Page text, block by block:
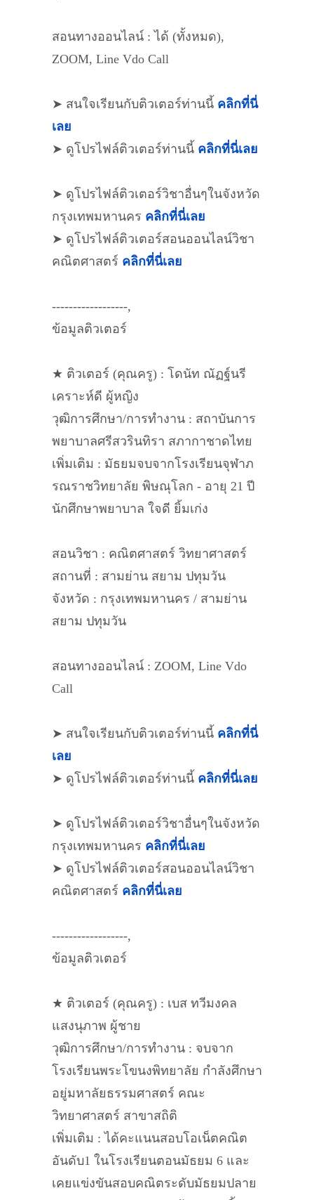
สอนทางออนไลน์ : ได้ (ทั้งหมด),
ZOOM, Line Vdo Call
➤ สนใจเรียนกับติวเตอร์ท่านนี้ คลิกที่นี่
เลย
➤ ดูโปรไฟล์ติวเตอร์ท่านนี้ คลิกที่นี่เลย
➤ ดูโปรไฟล์ติวเตอร์วิชาอื่นๆในจังหวัด
กรุงเทพมหานคร คลิกที่นี่เลย
➤ ดูโปรไฟล์ติวเตอร์สอนออนไลน์วิชา
คณิตศาสตร์ คลิกที่นี่เลย
------------------,
ข้อมูลติวเตอร์
★ ติวเตอร์ (คุณครู) : โดนัท ณัฏฐ์นรี
เคราะห์ดี ผู้หญิง
วุฒิการศึกษา/การทำงาน : สถาบันการ
พยาบาลศรีสวรินทิรา สภากาชาดไทย
เพิ่มเติม : มัธยมจบจากโรงเรียนจุฬาภ
รณราชวิทยาลัย พิษณุโลก - อายุ 21 ปี
นักศึกษาพยาบาล ใจดี ยิ้มเก่ง
สอนวิชา : คณิตศาสตร์ วิทยาศาสตร์
สถานที่ : สามย่าน สยาม ปทุมวัน
จังหวัด : กรุงเทพมหานคร / สามย่าน
สยาม ปทุมวัน
สอนทางออนไลน์ : ZOOM, Line Vdo
Call
➤ สนใจเรียนกับติวเตอร์ท่านนี้ คลิกที่นี่
เลย
➤ ดูโปรไฟล์ติวเตอร์ท่านนี้ คลิกที่นี่เลย
➤ ดูโปรไฟล์ติวเตอร์วิชาอื่นๆในจังหวัด
กรุงเทพมหานคร คลิกที่นี่เลย
➤ ดูโปรไฟล์ติวเตอร์สอนออนไลน์วิชา
คณิตศาสตร์ คลิกที่นี่เลย
------------------,
ข้อมูลติวเตอร์
★ ติวเตอร์ (คุณครู) : เบส ทวีมงคล
แสงนุภาพ ผู้ชาย
วุฒิการศึกษา/การทำงาน : จบจาก
โรงเรียนพระโขนงพิทยาลัย กำลังศึกษา
อยู่มหาลัยธรรมศาสตร์ คณะ
วิทยาศาสตร์ สาขาสถิติ
เพิ่มเติม : ได้คะแนนสอบโอเน็ตคณิต
อันดับ1 ในโรงเรียนตอนมัธยม 6 และ
เคยแข่งขันสอบคณิตระดับมัธยมปลาย